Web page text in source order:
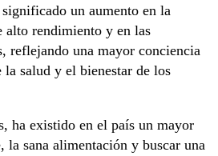
un aumento en la
alto rendimiento y en las
reflejando una mayor conciencia
salud y el bienestar de los
ha existido en el país un mayor
la sana alimentación y buscar una